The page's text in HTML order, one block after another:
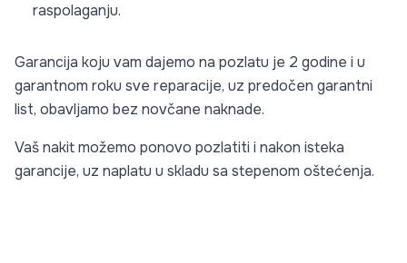
raspolaganju.
Garancija koju vam dajemo na pozlatu je 2 godine i u
garantnom roku sve reparacije, uz predočen garantni
list, obavljamo bez novčane naknade.
Vaš nakit možemo ponovo pozlatiti i nakon isteka
garancije, uz naplatu u skladu sa stepenom oštećenja.